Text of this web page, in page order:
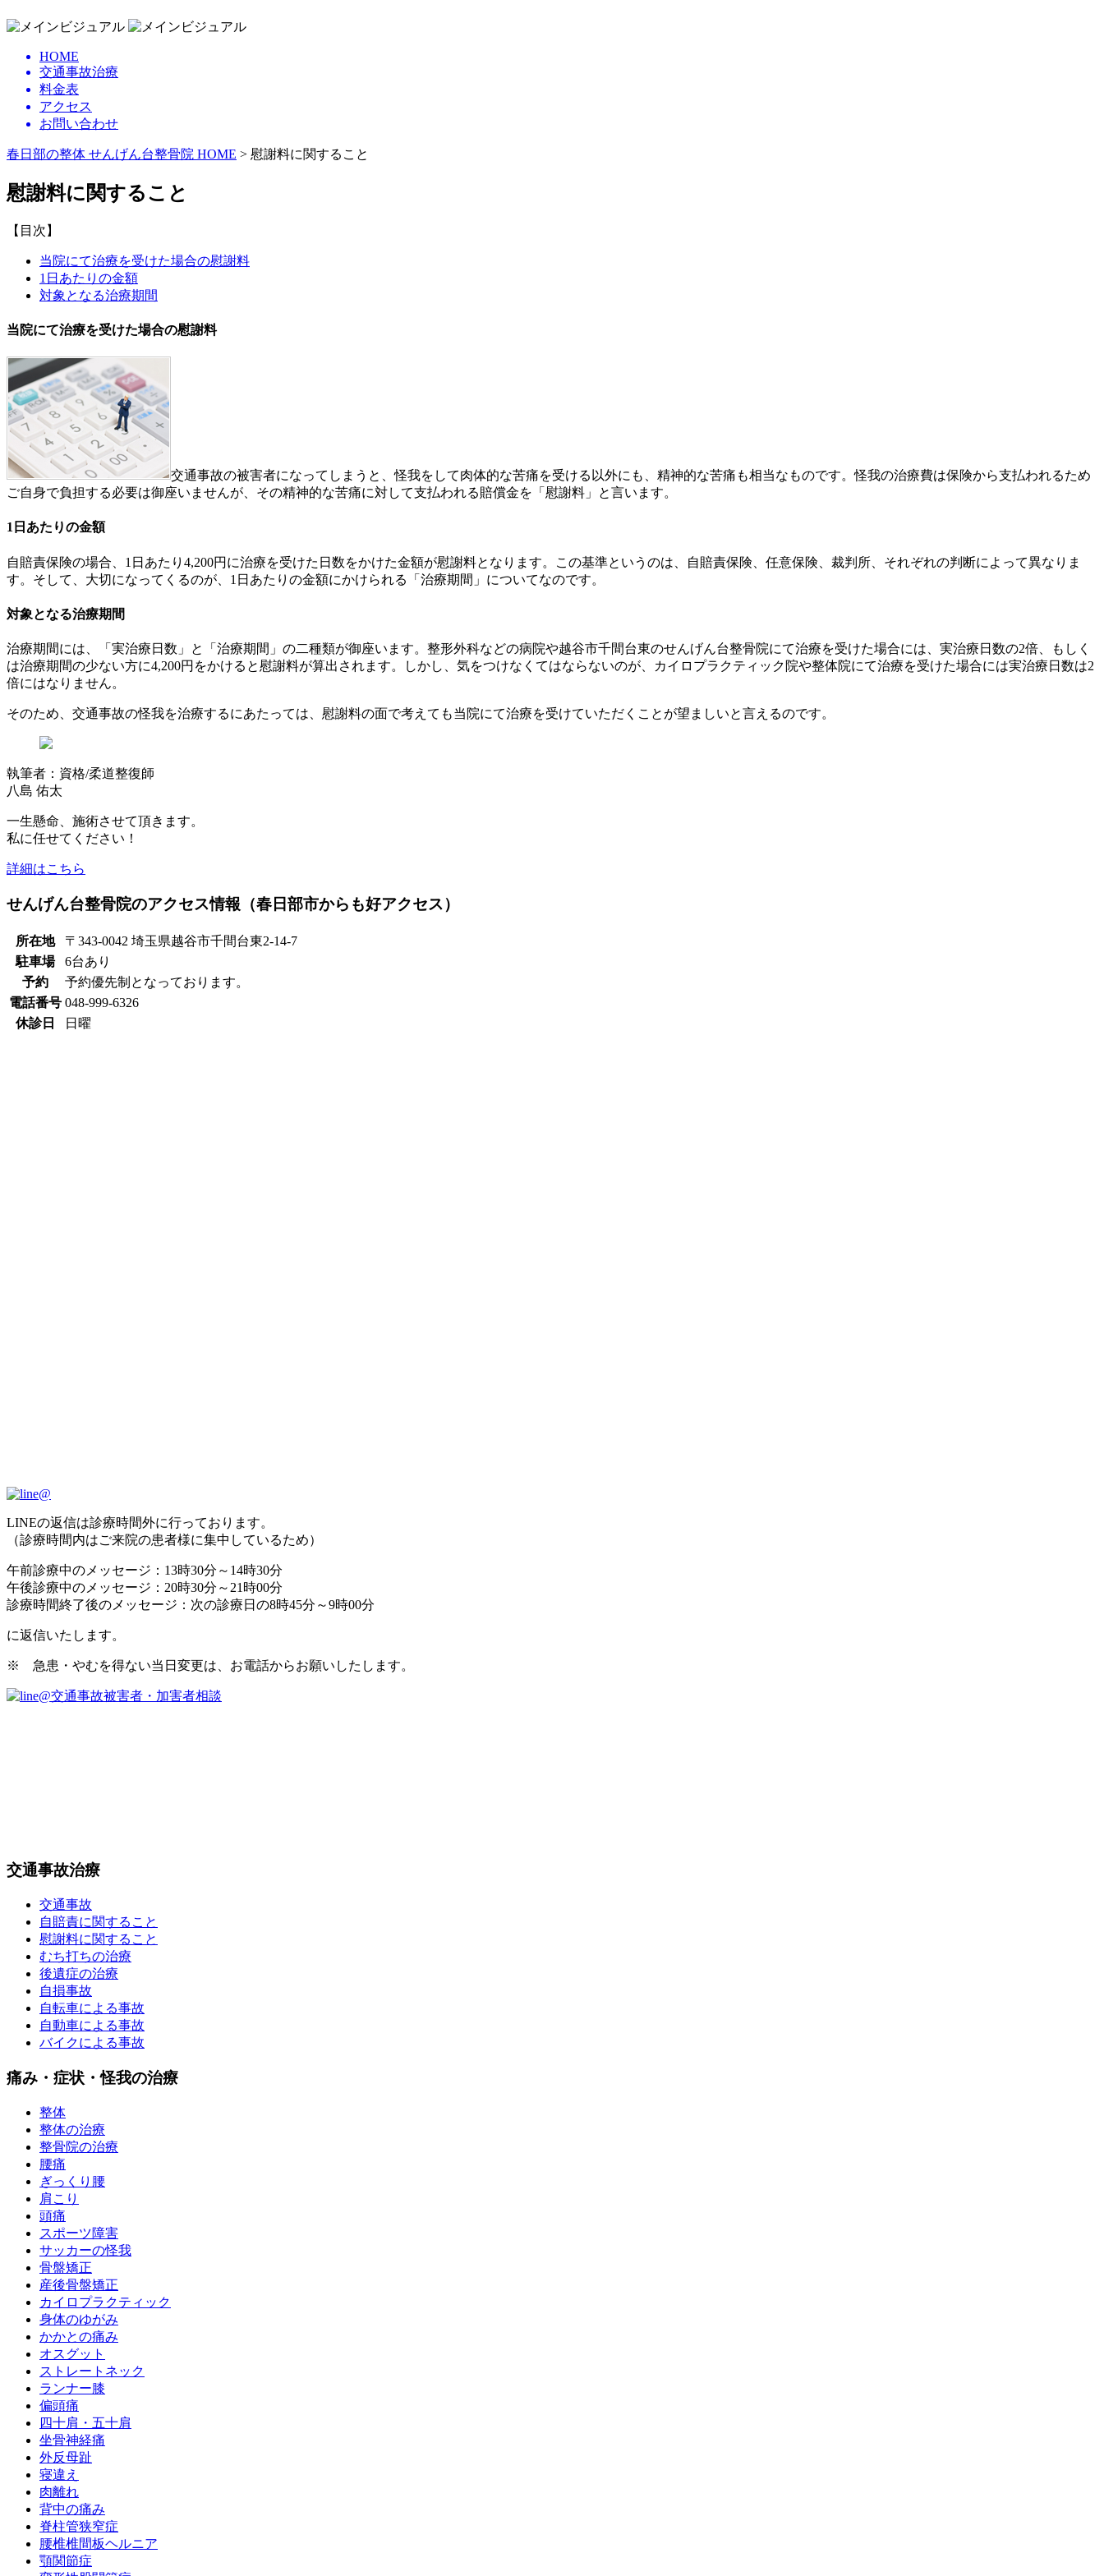
HOME
交通事故治療
料金表
アクセス
お問い合わせ
春日部の整体 せんげん台整骨院 HOME > 慰謝料に関すること
慰謝料に関すること
【目次】
当院にて治療を受けた場合の慰謝料
1日あたりの金額
対象となる治療期間
当院にて治療を受けた場合の慰謝料
交通事故の被害者になってしまうと、怪我をして肉体的な苦痛を受ける以外にも、精神的な苦痛も相当なものです。怪我の治療費は保険から支払われるため
ご自身で負担する必要は御座いませんが、その精神的な苦痛に対して支払われる賠償金を「慰謝料」と言います。
1日あたりの金額
自賠責保険の場合、1日あたり4,200円に治療を受けた日数をかけた金額が慰謝料となります。この基準というのは、自賠責保険、任意保険、裁判所、それぞれの判断によって異なりま
す。そして、大切になってくるのが、1日あたりの金額にかけられる「治療期間」についてなのです。
対象となる治療期間
治療期間には、「実治療日数」と「治療期間」の二種類が御座います。整形外科などの病院や越谷市千間台東のせんげん台整骨院にて治療を受けた場合には、実治療日数の2倍、もしく
は治療期間の少ない方に4,200円をかけると慰謝料が算出されます。しかし、気をつけなくてはならないのが、カイロプラクティック院や整体院にて治療を受けた場合には実治療日数は2
倍にはなりません。
そのため、交通事故の怪我を治療するにあたっては、慰謝料の面で考えても当院にて治療を受けていただくことが望ましいと言えるのです。
執筆者：資格/柔道整復師
八島 佑太
一生懸命、施術させて頂きます。
私に任せてください！
詳細はこちら
せんげん台整骨院のアクセス情報（春日部市からも好アクセス）
所在地
〒343-0042 埼玉県越谷市千間台東2-14-7
駐車場
6台あり
予約
予約優先制となっております。
電話番号 048-999-6326
休診日
日曜
LINEの返信は診療時間外に行っております。
（診療時間内はご来院の患者様に集中しているため）
午前診療中のメッセージ：13時30分～14時30分
午後診療中のメッセージ：20時30分～21時00分
診療時間終了後のメッセージ：次の診療日の8時45分～9時00分
に返信いたします。
※ 急患・やむを得ない当日変更は、お電話からお願いしたします。
交通事故治療
交通事故
自賠責に関すること
慰謝料に関すること
むち打ちの治療
後遺症の治療
自損事故
自転車による事故
自動車による事故
バイクによる事故
痛み・症状・怪我の治療
整体
整体の治療
整骨院の治療
腰痛
ぎっくり腰
肩こり
頭痛
スポーツ障害
サッカーの怪我
骨盤矯正
産後骨盤矯正
カイロプラクティック
身体のゆがみ
かかとの痛み
オスグット
ストレートネック
ランナー膝
偏頭痛
四十肩・五十肩
坐骨神経痛
外反母趾
寝違え
肉離れ
背中の痛み
脊柱管狭窄症
腰椎椎間板ヘルニア
顎関節症